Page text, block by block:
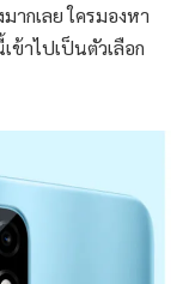
ากเลย ใครมองหา
ข้าไปเป็นตัวเลือก